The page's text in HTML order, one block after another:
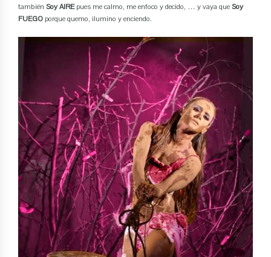
también Soy AIREpues me calmo, me enfoco y decido, … y vaya queSoy
FUEGO porque quemo, ilumino y enciendo.